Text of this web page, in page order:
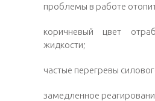
проблемы в работе
коричневый цвет
жидкости;
частые перегревы
замедленное